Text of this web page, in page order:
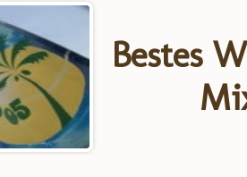
Bestes